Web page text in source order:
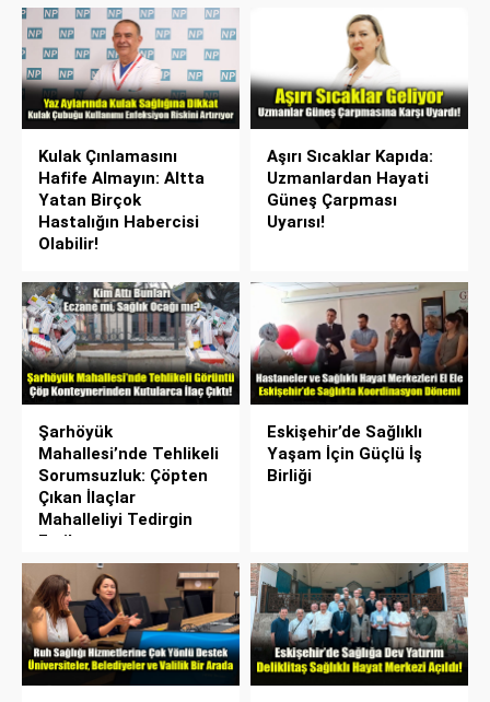
Kulak Çınlamasını
Hafife Almayın: Altta
Yatan Birçok
Hastalığın Habercisi
Olabilir!
Aşırı Sıcaklar Kapıda:
Uzmanlardan Hayati
Güneş Çarpması
Uyarısı!
Şarhöyük
Mahallesi’nde Tehlikeli
Sorumsuzluk: Çöpten
Çıkan İlaçlar
Mahalleliyi Tedirgin
Etti!
Eskişehir’de Sağlıklı
Yaşam İçin Güçlü İş
Birliği